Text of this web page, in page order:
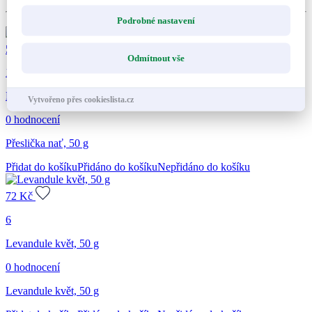
59
10
Přeslička nať, 50 g
0 hodnocení
Přeslička nať, 50 g
Přidat do košíkuPřidáno do košíkuNepřidáno do košíku
72 Kč
6
Levandule květ, 50 g
0 hodnocení
Levandule květ, 50 g
Podrobné nastavení
Odmítnout vše
Vytvořeno přes cookieslista.cz